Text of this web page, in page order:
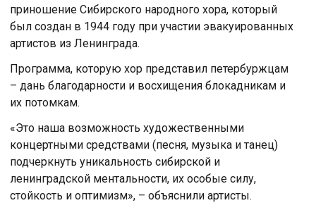
приношение Сибирского народного хора, который
был создан в 1944 году при участии эвакуированных
артистов из Ленинграда.
Программа, которую хор представил петербуржцам
– дань благодарности и восхищения блокадникам и
их потомкам.
«Это наша возможность художественными
концертными средствами (песня, музыка и танец)
подчеркнуть уникальность сибирской и
ленинградской ментальности, их особые силу,
стойкость и оптимизм», – объяснили артисты.